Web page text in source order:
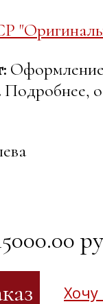
Оформление
Подробнее,
Хочу